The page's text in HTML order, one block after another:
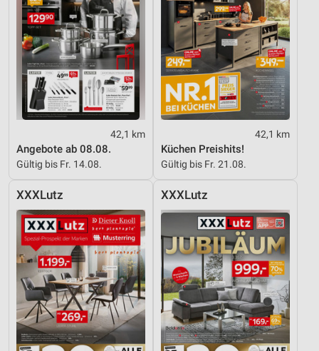
42,1 km
Angebote ab 08.08.
Gültig bis Fr. 14.08.
42,1 km
Küchen Preishits!
Gültig bis Fr. 21.08.
XXXLutz XXXLutz